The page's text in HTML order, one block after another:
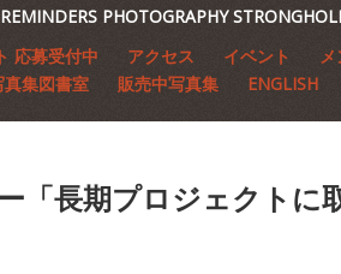
PHOTOGRAPHY
応募受付中 アクセス イベント
真集図書室 販売中写真集 ENGLISH
「長期プロジェクトに